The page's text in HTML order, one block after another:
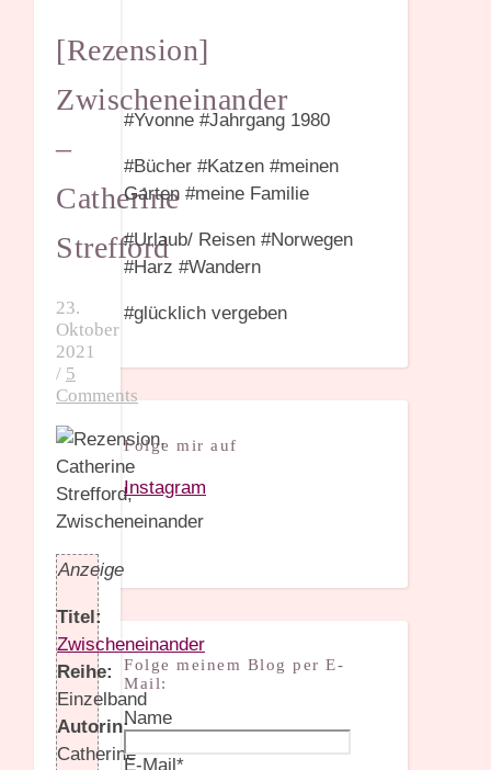
[Rezension]
Zwischeneinander
–
Catherine
Strefford
23.
Oktober
2021
/ 5
Comments
Anzeige
Titel:
Zwischeneinander
Reihe:
Einzelband
Autorin:
Catherine
#Yvonne #Jahrgang 1980
#Bücher #Katzen #meinen
Garten #meine Familie
#Urlaub/ Reisen #Norwegen
#Harz #Wandern
#glücklich vergeben
Folge mir auf
Instagram
Folge meinem Blog per E-
Mail:
Name
E-Mail*